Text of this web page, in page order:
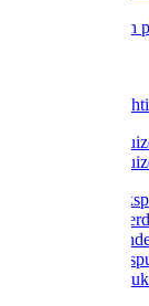
Voerbakken
LED
Ratten /
Ratten /
Gloria
Gloria
Gardena
Dario
Gardena